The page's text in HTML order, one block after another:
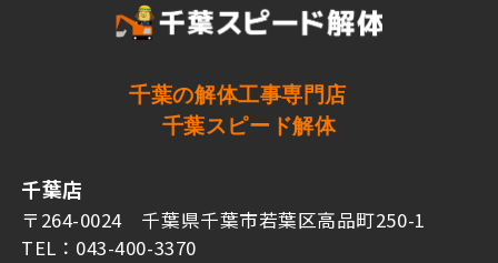
千葉の解体工事専門店
千葉スピード解体
千葉店
〒264-0024 千葉県千葉市若葉区高品町250-1
TEL：043-400-3370